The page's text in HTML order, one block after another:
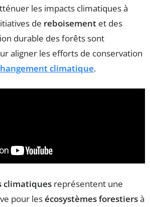
les impacts climatiques à
de reboisement et des
durable des forêts sont
aligner les efforts de conservation
climatique.
climatiques représentent une
pour lesécosystèmes forestiersà